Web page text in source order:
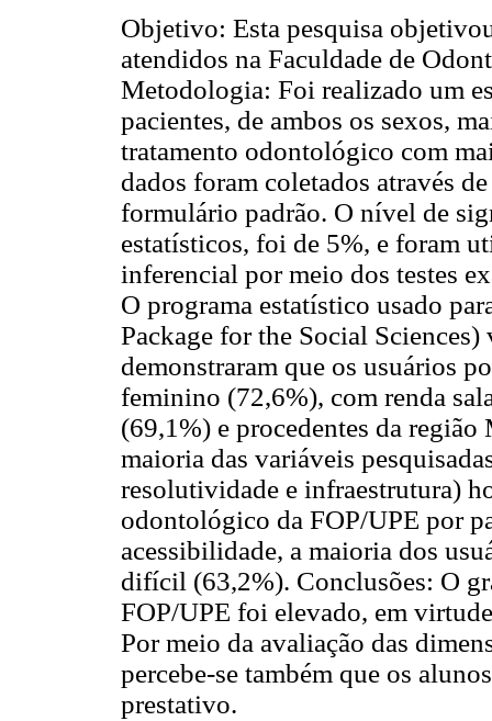
Objetivo: Esta pesquisa
atendidos na Faculdade de
Metodologia: Foi realizado um
pacientes, de ambos os sexos,
tratamento odontológico com
dados foram coletados através
formulário padrão. O nível de
estatísticos, foi de 5%, e foram
inferencial por meio dos testes
O programa estatístico usado
Package for the Social
demonstraram que os usuários
feminino (72,6%), com renda
(69,1%) e procedentes da
maioria das variáveis
resolutividade e infraestrutura)
odontológico da FOP/UPE por
acessibilidade, a maioria dos
difícil (63,2%). Conclusões: O
FOP/UPE foi elevado, em
Por meio da avaliação das
percebe-se também que os
prestativo.